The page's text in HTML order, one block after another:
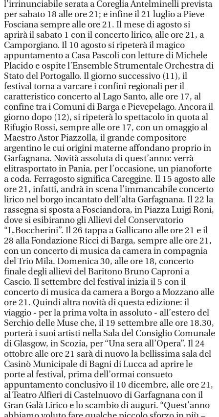
l’irrinunciabile serata a Coreglia Antelminelli prevista
per sabato 18 alle ore 21; e infine il 21 luglio a Pieve
Fosciana sempre alle ore 21. Il mese di agosto si
aprirà il sabato 1 con il concerto lirico, alle ore 21, a
Camporgiano. Il 10 agosto si ripeterà il magico
appuntamento a Casa Pascoli con letture di Michele
Placido e ospite l’Ensemble Strumentale Orchestra di
Stato del Portogallo. Il giorno successivo (11), il
festival torna a varcare i confini regionali per il
caratteristico concerto al Lago Santo, alle ore 17, al
confine tra i Comuni di Barga e Pievepelago. Ancora il
giorno dopo (12), si ripeterà lo spettacolo in quota al
Rifugio Rossi, sempre alle ore 17, con un omaggio al
Maestro Astor Piazzolla, il grande compositore
argentino le cui origini materne affondano proprio in
Garfagnana. Novità assoluta di quest’anno: verrà
elitrasportato in Pania, per l’occasione, un pianoforte
a coda. Ferragosto significa Careggine. Il 15 agosto alle
ore 21, infatti, andrà in scena l’immancabile concerto
lirico nel borgo incantato dell’alta Garfagnana. Il 22 la
rassegna si sposta a Fosciandora, in Piazza Luigi Roni,
dove si esibiranno gli Allievi del Conservatorio
“L.Boccherini”. Il 26 tappa a Gallicano alle ore 21 e il
28 alla Fondazione Ricci di Barga, sempre alle ore 21,
con un concerto di musica da camera in compagnia
del Trio Mila. Domenica 30, alle ore 18, concerto
finale degli allievi del Baritono Bruno Caproni a
Cascio. Il settembre del festival inizia il 5 con il
concerto di musica da camera a Borgo a Mozzano alle
ore 21. Quindi altra novità di questa edizione: il
viaggio - per la prima volta in assoluto - all’estero del
Serchio delle Muse che, il 19 settembre alle ore 18.30,
porterà i suoi artisti nella Sala del Consiglio Comunale
di Glasgow, in Scozia, per “Una sera all’Opera”. Il 24
ottobre alle ore 21 sarà di nuovo la bellissima sala del
Casinò Municipale di Bagni di Lucca ad aprire le
porte al festival, prima dell’ormai consueto
appuntamento conclusivo il 10 dicembre, alle ore 21,
al Teatro Alfieri di Castelnuovo di Garfagnana con il
Gran Galà Lirico e lo scambio di auguri. “Quest’anno